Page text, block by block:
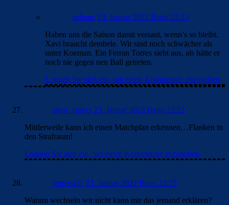
sebone 23. Januar 2022 Beim 22:23
Haben uns die Saison damit versaut, wenn’s so bleibt.
Xavi braucht dembele. Wir sind noch schwächer als
unter Koeman. Ein Ferran Torres sieht aus, als hätte er
noch nie gegen nen Ball getreten.
Loggen Sie sich ein, um einen Kommentar abzugeben
chris_culers 23. Januar 2022 Beim 22:22
Mittlerweile kann ich einen Matchplan erkennen…Flanken in
den Strafraum!
Loggen Sie sich ein, um einen Kommentar abzugeben
lemessi11 23. Januar 2022 Beim 22:25
Warum wechseln wir nicht kann mir das jemand erklären?